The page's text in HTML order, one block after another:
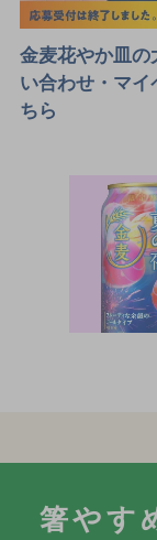
金麦花やか皿
い合わせ・マ
ちら
箸やす